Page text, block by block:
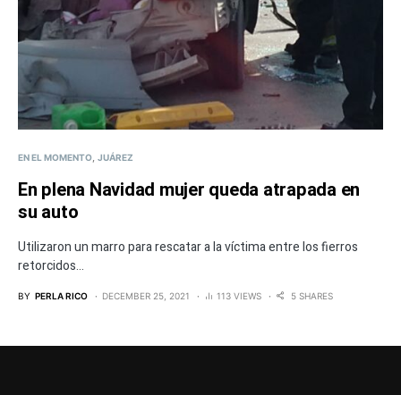
EN EL MOMENTO JUÁREZ
En plena Navidad mujer queda atrapada en
su auto
Utilizaron un marro para rescatar a la víctima entre los fierros
retorcidos...
BY PERLA RICO DECEMBER 25, 2021 113 VIEWS 5 SHARES